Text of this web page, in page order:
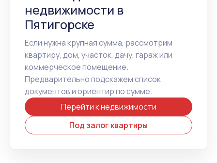
недвижимости в
Пятигорске
Если нужна крупная сумма, рассмотрим
квартиру, дом, участок, дачу, гараж или
коммерческое помещение.
Предварительно подскажем список
документов и ориентир по сумме.
Перейти к недвижимости
Под залог квартиры